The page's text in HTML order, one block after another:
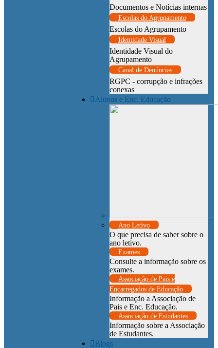
Documentos e Notícias internas
Escolas do Agrupamento
Escolas do Agrupamento
Identidade Visual
Identidade Visual do
Agrupamento
Canal de Denúncias
RGPC - corrupção e infrações
conexas
Alunos e Enc. Educação
Ano Letivo
O que precisa de saber sobre o
ano letivo.
Exames
Consulte a informação sobre os
exames.
Associação de Pais e
Encarregados de Educação
Informação a Associação de
Pais e Enc. Educação.
Associação de Estudantes
Informação sobre a Associação
de Estudantes.
Blogs